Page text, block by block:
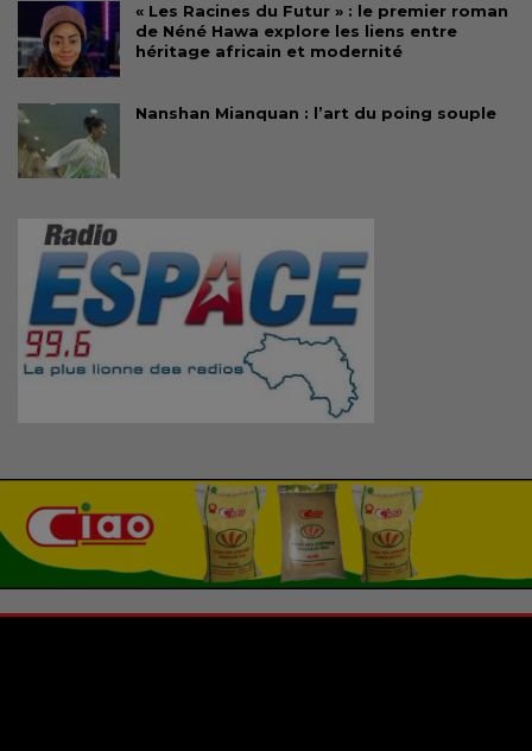
« Les Racines du Futur » : le premier roman
de Néné Hawa explore les liens entre
héritage africain et modernité
Nanshan Mianquan : l’art du poing souple